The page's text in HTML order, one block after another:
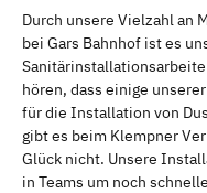
Durch unsere Vielzahl an
bei Gars Bahnhof ist es
hören, dass einige
für die Installation von
gibt es beim Klempner
Glück nicht. Unsere
in Teams um noch